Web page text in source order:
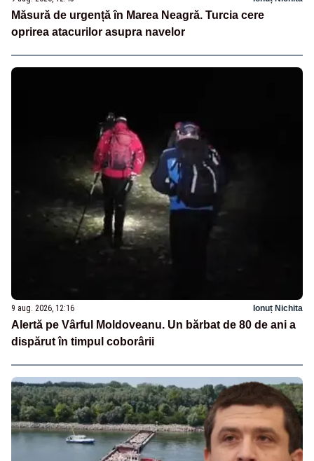
Măsură de urgență în Marea Neagră. Turcia cere
oprirea atacurilor asupra navelor
9 aug. 2026, 12:16 Ionuț Nichita
Alertă pe Vârful Moldoveanu. Un bărbat de 80 de ani a
dispărut în timpul coborârii